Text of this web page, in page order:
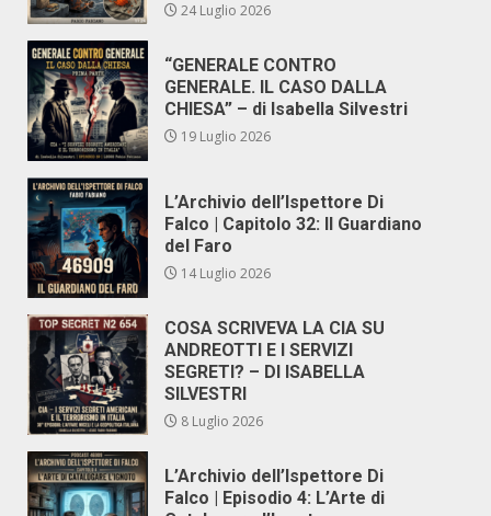
24 Luglio 2026
“GENERALE CONTRO
GENERALE. IL CASO DALLA
CHIESA” – di Isabella Silvestri
19 Luglio 2026
L’Archivio dell’Ispettore Di
Falco | Capitolo 32: Il Guardiano
del Faro
14 Luglio 2026
COSA SCRIVEVA LA CIA SU
ANDREOTTI E I SERVIZI
SEGRETI? – DI ISABELLA
SILVESTRI
8 Luglio 2026
L’Archivio dell’Ispettore Di
Falco | Episodio 4: L’Arte di